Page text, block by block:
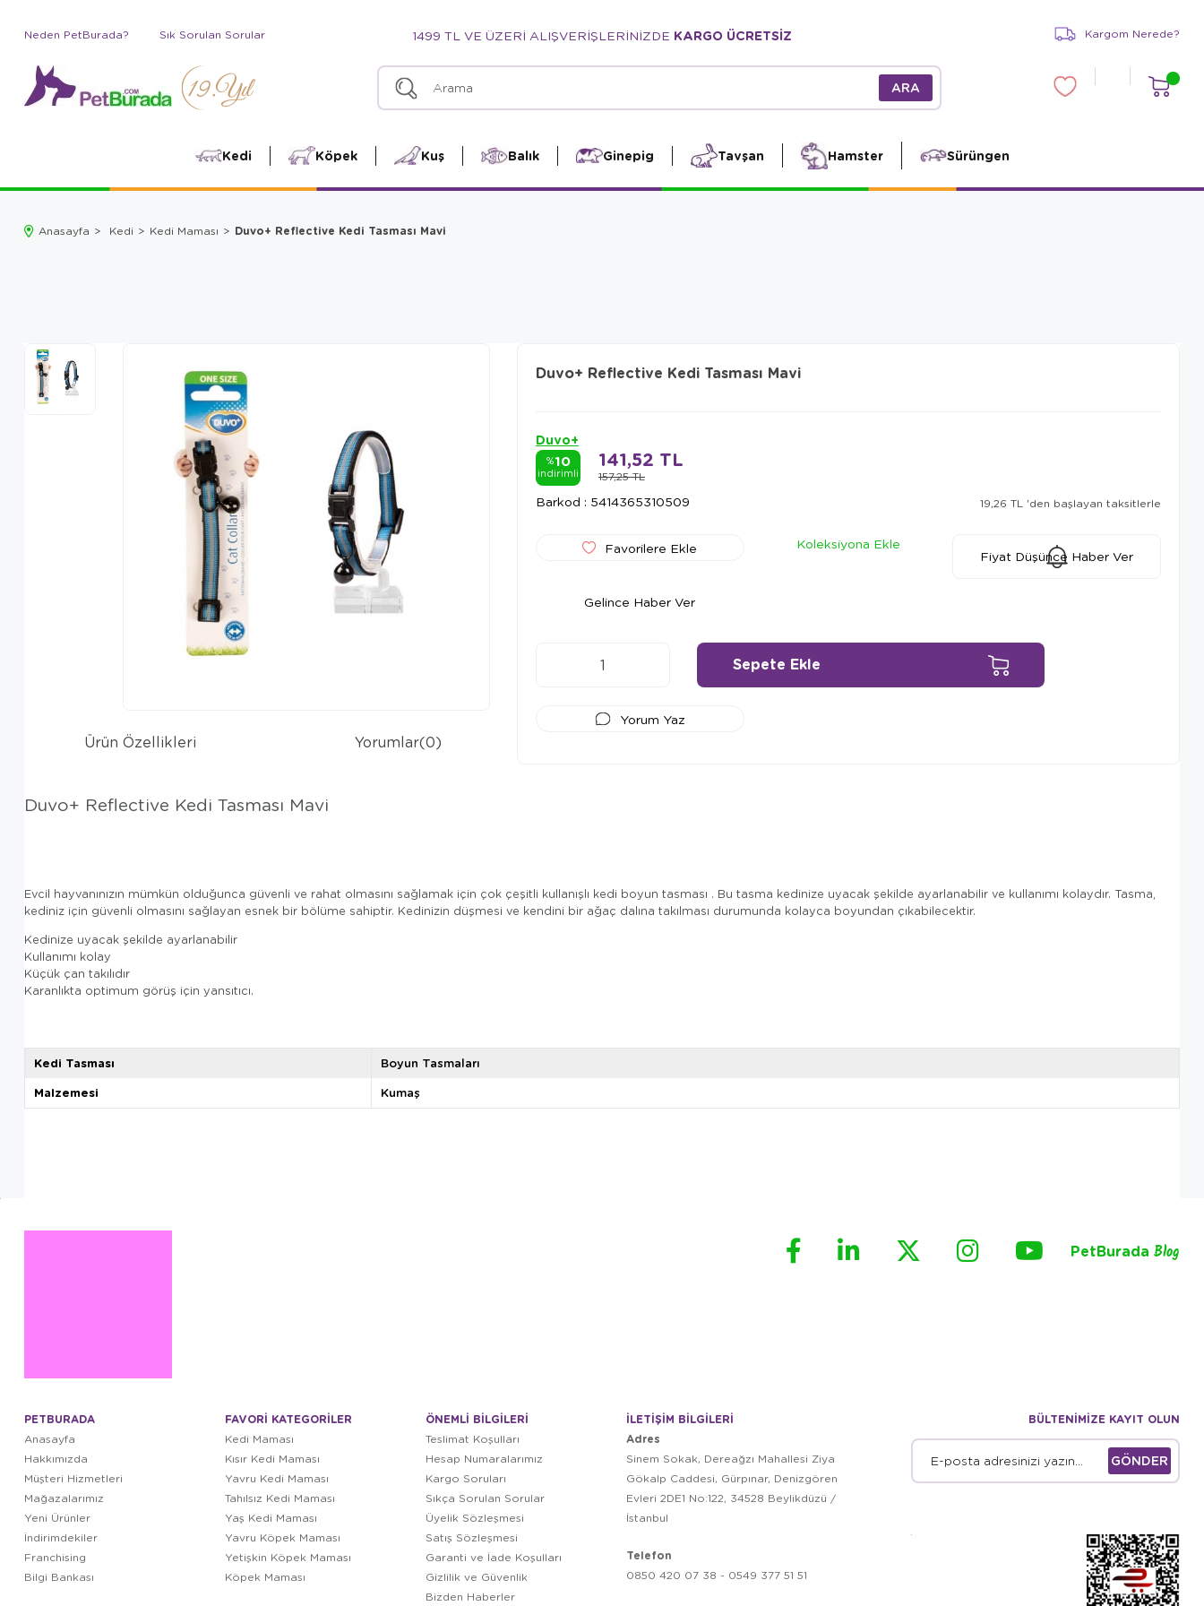
Neden PetBurada? Sık Sorulan Sorular 1499 TL VE ÜZERİ ALIŞVERİŞLERİNİZDE KARGO ÜCRETSİZ Kargom Nerede?
Kedi Köpek Kuş Balık Ginepig Tavşan Hamster Sürüngen
Anasayfa Kedi Kedi Maması Duvo+ Reflective Kedi Tasması Mavi
Duvo+ Reflective Kedi Tasması Mavi
Duvo+
%10
indirimli 157,25 TL
141,52 TL
Barkod : 5414365310509 19,26 TL 'den başlayan taksitlerle
Favorilere Ekle
Koleksiyona Ekle
Fiyat Düşünce Haber Ver
Gelince Haber Ver
Yorum Yaz
Ürün Özellikleri Yorumlar(0)
Duvo+ Reflective Kedi Tasması Mavi
Evcil hayvanınızın mümkün olduğunca güvenli ve rahat olmasını sağlamak için çok çeşitli kullanışlı kedi boyun tasması . Bu tasma kedinize uyacak şekilde ayarlanabilir ve kullanımı kolaydır. Tasma,
kediniz için güvenli olmasını sağlayan esnek bir bölüme sahiptir. Kedinizin düşmesi ve kendini bir ağaç dalına takılması durumunda kolayca boyundan çıkabilecektir.
Kedinize uyacak şekilde ayarlanabilir
Kullanımı kolay
Küçük çan takılıdır
Karanlıkta optimum görüş için yansıtıcı.
Kedi Tasması
Boyun Tasmaları
Malzemesi
Kumaş
PetBurada Blog
PETBURADA
Anasayfa
Hakkımızda
Müşteri Hizmetleri
Mağazalarımız
Yeni Ürünler
İndirimdekiler
Franchising
Bilgi Bankası
FAVORİ KATEGORİLER
Kedi Maması
Kısır Kedi Maması
Yavru Kedi Maması
Tahılsız Kedi Maması
Yaş Kedi Maması
Yavru Köpek Maması
Yetişkin Köpek Maması
Köpek Maması
ÖNEMLİ BİLGİLERİ
Teslimat Koşulları
Hesap Numaralarımız
Kargo Soruları
Sıkça Sorulan Sorular
Üyelik Sözleşmesi
Satış Sözleşmesi
Garanti ve İade Koşulları
Gizlilik ve Güvenlik
Bizden Haberler
İLETİŞİM BİLGİLERİ
Adres
Sinem Sokak, Dereağzı Mahallesi Ziya
Gökalp Caddesi, Gürpınar, Denizgören
Evleri 2DE1 No:122, 34528 Beylikdüzü /
İstanbul
Telefon
0850 420 07 38 - 0549 377 51 51
BÜLTENİMİZE KAYIT OLUN
GÖNDER